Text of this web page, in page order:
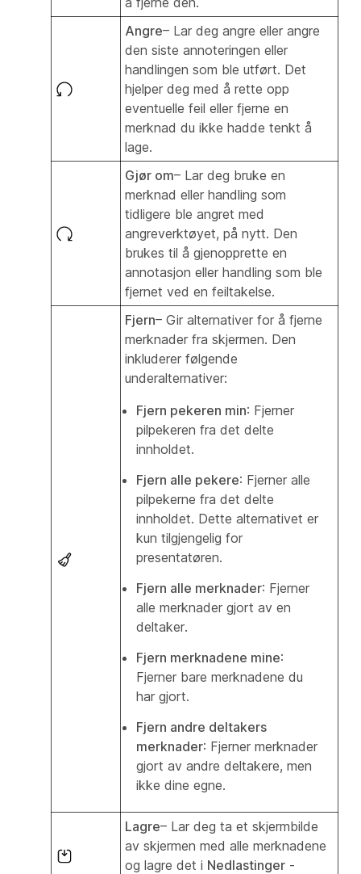
Angre– Lar deg angre eller angre
den siste annoteringen eller
handlingen som ble utført. Det
hjelper deg med å rette opp
eventuelle feil eller fjerne en
merknad du ikke hadde tenkt å
lage.
Gjør om– Lar deg bruke en
merknad eller handling som
tidligere ble angret med
angreverktøyet, på nytt. Den
brukes til å gjenopprette en
annotasjon eller handling som ble
fjernet ved en feiltakelse.
Fjern– Gir alternativer for å fjerne
merknader fra skjermen. Den
inkluderer følgende
underalternativer:
Fjern pekeren min: Fjerner
pilpekeren fra det delte
innholdet.
Fjern alle pekere: Fjerner alle
pilpekerne fra det delte
innholdet. Dette alternativet er
kun tilgjengelig for
presentatøren.
Fjern alle merknader: Fjerner
alle merknader gjort av en
deltaker.
Fjern merknadene mine:
Fjerner bare merknadene du
har gjort.
Fjern andre deltakers
merknader: Fjerner merknader
gjort av andre deltakere, men
ikke dine egne.
Lagre– Lar deg ta et skjermbilde
av skjermen med alle merknadene
og lagre det i Nedlastinger -